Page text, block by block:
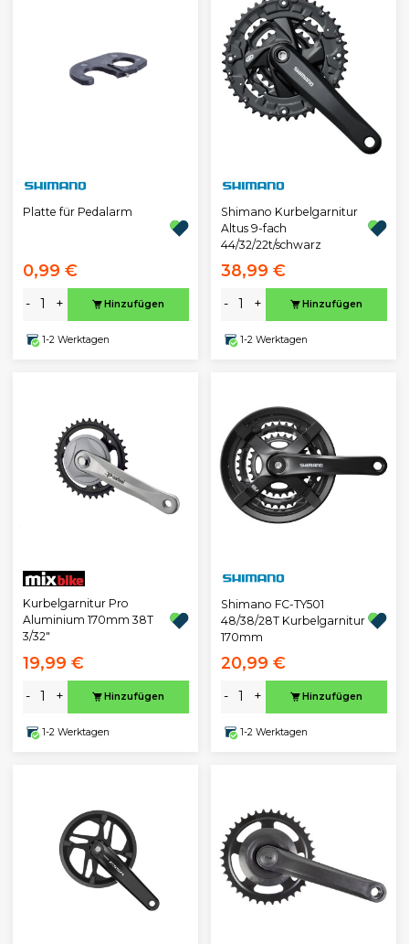
Platte für Pedalarm
0,99 €
- + Hinzufügen
1-2 Werktagen
Shimano Kurbelgarnitur
Altus 9-fach
44/32/22t/schwarz
38,99 €
- + Hinzufügen
1-2 Werktagen
Kurbelgarnitur Pro
Aluminium 170mm 38T
3/32"
19,99 €
- + Hinzufügen
1-2 Werktagen
Shimano FC-TY501
48/38/28T Kurbelgarnitur
170mm
20,99 €
- + Hinzufügen
1-2 Werktagen